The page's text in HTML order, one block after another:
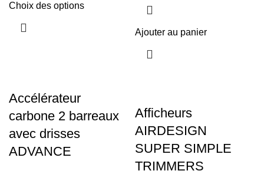
Choix des options
Ajouter au panier
Accélérateur
carbone 2 barreaux
avec drisses
ADVANCE
Afficheurs
AIRDESIGN
SUPER SIMPLE
TRIMMERS